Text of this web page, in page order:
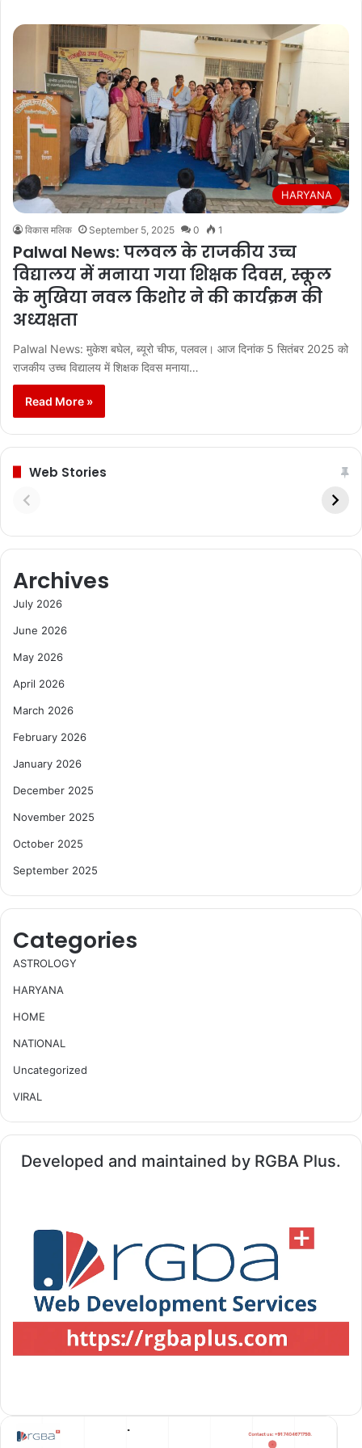
HARYANA
विकास मलिक September 5, 2025 0 1
Palwal News: पलवल के राजकीय उच्च
विद्यालय में मनाया गया शिक्षक दिवस, स्कूल
के मुखिया नवल किशोर ने की कार्यक्रम की
अध्यक्षता
Palwal News: मुकेश बघेल, ब्यूरो चीफ, पलवल। आज दिनांक 5 सितंबर 2025 को
राजकीय उच्च विद्यालय में शिक्षक दिवस मनाया…
Read More »
Web Stories
Archives
July 2026
June 2026
May 2026
April 2026
March 2026
February 2026
January 2026
December 2025
November 2025
October 2025
September 2025
Categories
ASTROLOGY
HARYANA
HOME
NATIONAL
Uncategorized
VIRAL
Developed and maintained by RGBA Plus.